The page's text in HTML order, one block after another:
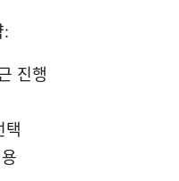
:
진행
택